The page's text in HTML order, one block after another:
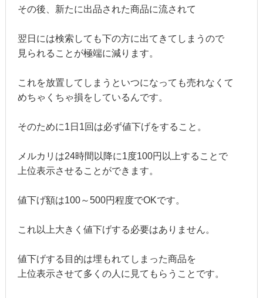
その後、新たに出品された商品に流されて
翌日には検索しても下の方に出てきてしまうので
見られることが極端に減ります。
これを放置してしまうといつになっても売れなくて
めちゃくちゃ損をしているんです。
そのために1日1回は必ず値下げをすること。
メルカリは24時間以降に1度100円以上することで
上位表示させることができます。
値下げ額は100～500円程度でOKです。
これ以上大きく値下げする必要はありません。
値下げする目的は埋もれてしまった商品を
上位表示させて多くの人に見てもらうことです。